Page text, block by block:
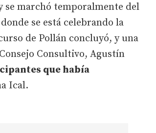
se marchó temporalmente del
se está celebrando la
de Pollán concluyó, y una
Consultivo, Agustín
que había
Ical.